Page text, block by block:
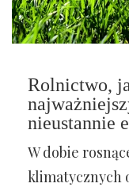
Rolnictwo,
nieustannie
W dobie
klimatycznych